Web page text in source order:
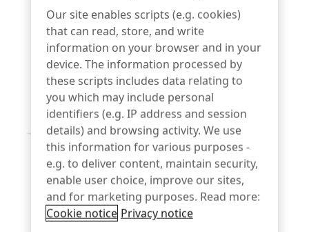
Ospitalità e ristorazione
Costruttori di impianti fissi
Settore bancario
Istruzione
Our site enables scripts (e.g. cookies)
that can read, store, and write
information on your browser and in your
device. The information processed by
these scripts includes data relating to
you which may include personal
identifiers (e.g. IP address and session
details) and browsing activity. We use
this information for various purposes -
e.g. to deliver content, maintain security,
enable user choice, improve our sites,
and for marketing purposes. Read more:
Cookie notice Privacy notice